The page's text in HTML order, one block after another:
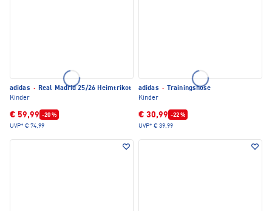
adidas · Real Madrid 25/26 Heimtrikot
Kinder
€ 59,99 -20 %
UVP* € 74,99
adidas ·
Trainingshose
Kinder
€ 30,99 -22 %
UVP* € 39,99